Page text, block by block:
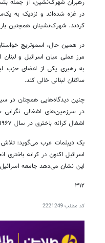
رهبران شهرک‌نشین، از جمله
کردند. شهرک‌نشینان همچنین
به رهبری یکی از اعضای حزب
ساکنان لبنانی خالی کند.
چنین دیدگاه‌هایی همچنان در
در سرزمین‌های اشغالی
اشغال کرانه باختری در سال ۱۹۶۷، بی‌وقفه شهرک‌های یهودی را گسترش داده‌اند.
یک دیپلمات عرب می‌گوید: تلاش
اسرائیل اکنون در کرانه
این نشان می‌دهد جامعه
۳۱۲
کد مطلب2221249